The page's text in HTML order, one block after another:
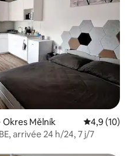
Mělník Évaluation
4,9 (10)
Joli appartement privé U LABE, arrivée 24 h/24, 7 j/7